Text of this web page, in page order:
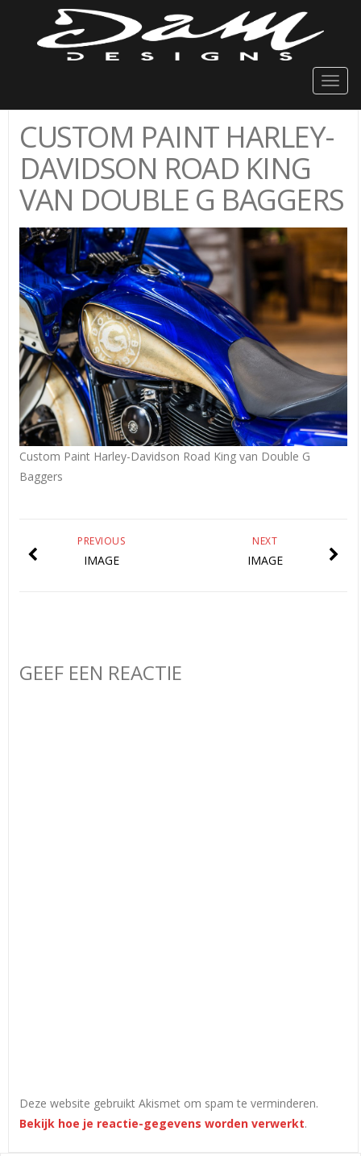
CUSTOM PAINT HARLEY-
DAVIDSON ROAD KING
VAN DOUBLE G BAGGERS
Custom Paint Harley-Davidson Road King van Double G
Baggers
NEXT
IMAGE
PREVIOUS
IMAGE
GEEF EEN REACTIE
Deze website gebruikt Akismet om spam te verminderen.
Bekijk hoe je reactie-gegevens worden verwerkt.